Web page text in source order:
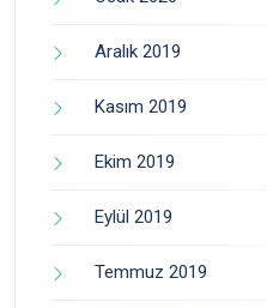
Aralık 2019
Kasım 2019
Ekim 2019
Eylül 2019
Temmuz 2019